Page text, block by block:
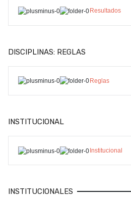
Resultados
DISCIPLINAS: REGLAS
Reglas
INSTITUCIONAL
Institucional
INSTITUCIONALES